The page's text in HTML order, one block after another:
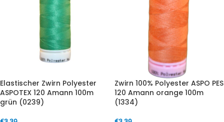
Elastischer Zwirn Polyester
ASPOTEX 120 Amann 100m
grün (0239)
Zwirn 100% Polyester ASPO PES
120 Amann orange 100m
(1334)